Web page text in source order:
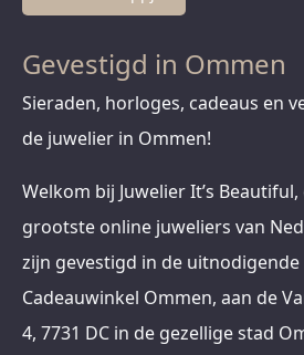
Gevestigd in Ommen
Sieraden, horloges, cadeaus en
de juwelier in Ommen!
Welkom bij Juwelier It’s
grootste online juweliers van
zijn gevestigd in de uitnodigende
Cadeauwinkel Ommen, aan de
4, 7731 DC in de gezellige stad